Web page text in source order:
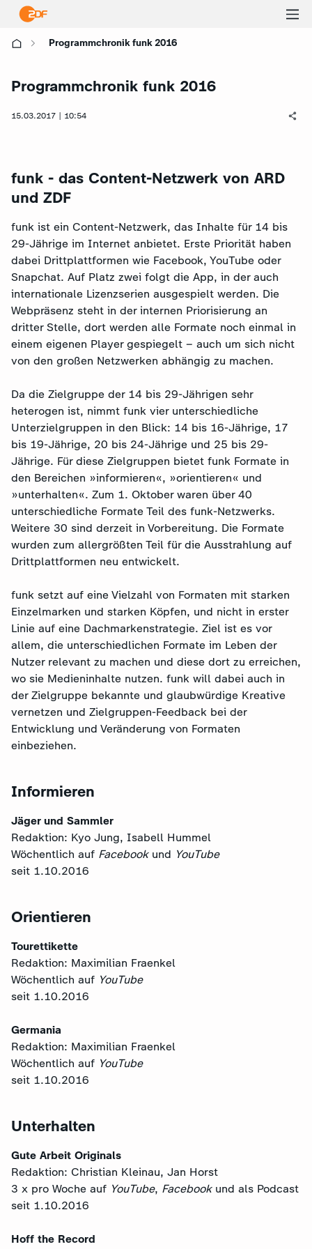
Programmchronik funk 2016
Programmchronik funk 2016
15.03.2017 | 10:54
funk - das Content-Netzwerk von ARD
und ZDF
funk ist ein Content-Netzwerk, das Inhalte für 14 bis
29-Jährige im Internet anbietet. Erste Priorität haben
dabei Drittplattformen wie Facebook, YouTube oder
Snapchat. Auf Platz zwei folgt die App, in der auch
internationale Lizenzserien ausgespielt werden. Die
Webpräsenz steht in der internen Priorisierung an
dritter Stelle, dort werden alle Formate noch einmal in
einem eigenen Player gespiegelt – auch um sich nicht
von den großen Netzwerken abhängig zu machen.
Da die Zielgruppe der 14 bis 29-Jährigen sehr
heterogen ist, nimmt funk vier unterschiedliche
Unterzielgruppen in den Blick: 14 bis 16-Jährige, 17
bis 19-Jährige, 20 bis 24-Jährige und 25 bis 29-
Jährige. Für diese Zielgruppen bietet funk Formate in
den Bereichen »informieren«, »orientieren« und
»unterhalten«. Zum 1. Oktober waren über 40
unterschiedliche Formate Teil des funk-Netzwerks.
Weitere 30 sind derzeit in Vorbereitung. Die Formate
wurden zum allergrößten Teil für die Ausstrahlung auf
Drittplattformen neu entwickelt.
funk setzt auf eine Vielzahl von Formaten mit starken
Einzelmarken und starken Köpfen, und nicht in erster
Linie auf eine Dachmarkenstrategie. Ziel ist es vor
allem, die unterschiedlichen Formate im Leben der
Nutzer relevant zu machen und diese dort zu erreichen,
wo sie Medieninhalte nutzen. funk will dabei auch in
der Zielgruppe bekannte und glaubwürdige Kreative
vernetzen und Zielgruppen-Feedback bei der
Entwicklung und Veränderung von Formaten
einbeziehen.
Informieren
Jäger und Sammler
Redaktion: Kyo Jung, Isabell Hummel
Wöchentlich auf Facebook und YouTube
seit 1.10.2016
Orientieren
Tourettikette
Redaktion: Maximilian Fraenkel
Wöchentlich auf YouTube
seit 1.10.2016
Germania
Redaktion: Maximilian Fraenkel
Wöchentlich auf YouTube
seit 1.10.2016
Unterhalten
Gute Arbeit Originals
Redaktion: Christian Kleinau, Jan Horst
3 x pro Woche auf YouTube, Facebookund als Podcast
seit 1.10.2016
Hoff the Record